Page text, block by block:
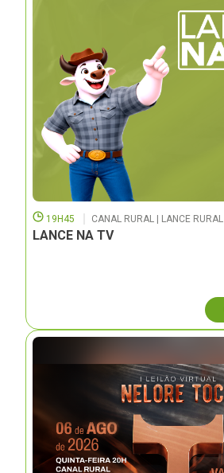
19H45 CANAL RURAL | LANCE RURAL
LANCE NA TV